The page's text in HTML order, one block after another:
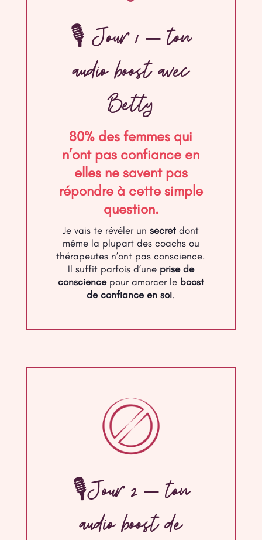
🎙 Jour 1 – ton
audio boost avec
Betty
80% des femmes qui
n’ont pas confiance en
elles ne savent pas
répondre à cette simple
question.
Je vais te révéler unsecret dont
même la plupart des coachs ou
thérapeutes n’ont pas conscience.
Il suffit parfois d’une prise de
consciencepour amorcer le boost
de confiance en soi.
🎙Jour 2 – ton
audio boost de